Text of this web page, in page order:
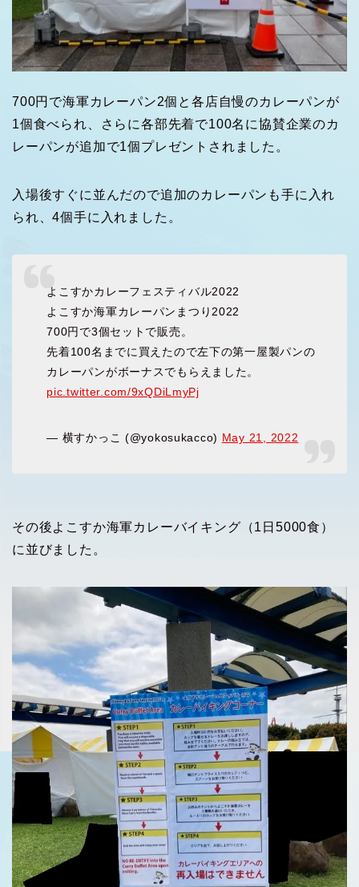
700円で海軍カレーパン2個と各店自慢のカレーパンが
1個食べられ、さらに各部先着で100名に協賛企業のカ
レーパンが追加で1個プレゼントされました。
入場後すぐに並んだので追加のカレーパンも手に入れ
られ、4個手に入れました。
よこすかカレーフェスティバル2022
よこすか海軍カレーパンまつり2022
700円で3個セットで販売。
先着100名までに買えたので左下の第一屋製パンの
カレーパンがボーナスでもらえました。
pic.twitter.com/9xQDiLmyPj
— 横すかっこ (@yokosukacco) May 21, 2022
その後よこすか海軍カレーバイキング（1日5000食）
に並びました。